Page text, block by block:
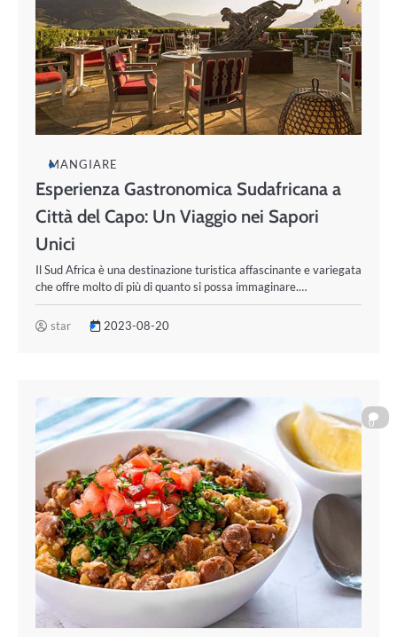
MANGIARE
Esperienza Gastronomica Sudafricana a
Città del Capo: Un Viaggio nei Sapori
Unici
Il Sud Africa è una destinazione turistica affascinante e variegata
che offre molto di più di quanto si possa immaginare.…
star 2023-08-20
0